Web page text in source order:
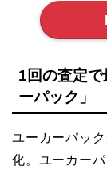
1回の査定
ーパック」
ユーカーパッ
化。ユーカー